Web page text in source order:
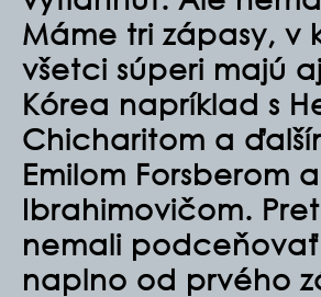
Máme tri zápasy, v
všetci súperi majú
Kórea napríklad s
Chicharitom a
Emilom Forsberom
Ibrahimovičom.
nemali podceňovať
naplno od prvého